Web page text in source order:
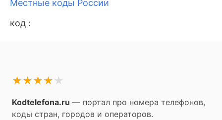
Местные коды России
код :
★
★
★
★
★
Kodtelefona.ru — портал про номера телефонов,
коды стран, городов и операторов.